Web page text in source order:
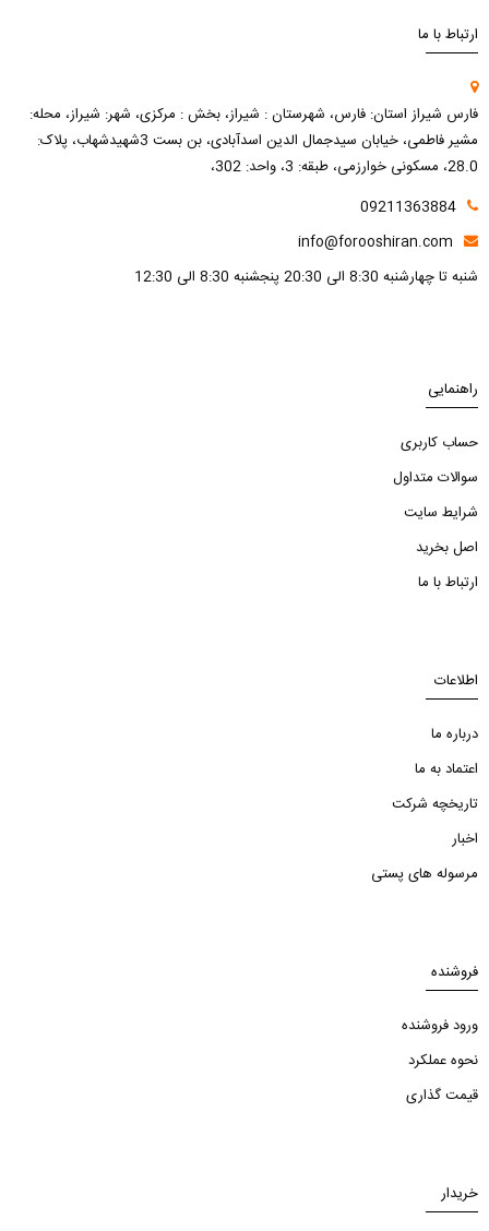
ارتباط با ما
فارس شیراز استان: فارس، شهرستان : شیراز، بخش : مرکزی، شهر: شیراز، محله:
مشیر فاطمی، خیابان سیدجمال الدین اسدآبادی، بن بست 3شهیدشهاب، پلاک:
28.0، مسکونی خوارزمی، طبقه: 3، واحد: 302،
09211363884
info@forooshiran.com
شنبه تا چهارشنبه 8:30 الی 20:30 پنجشنبه 8:30 الی 12:30
راهنمایی
حساب کاربری
سوالات متداول
شرایط سایت
اصل بخرید
ارتباط با ما
اطلاعات
درباره ما
اعتماد به ما
تاریخچه شرکت
اخبار
مرسوله های پستی
فروشنده
ورود فروشنده
نحوه عملکرد
قیمت گذاری
خریدار